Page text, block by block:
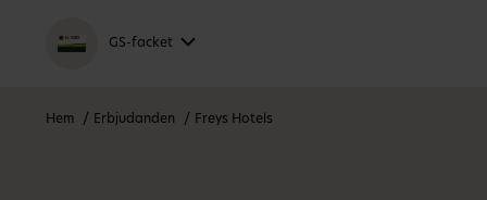
GS-facket
Hem Erbjudanden Freys Hotels